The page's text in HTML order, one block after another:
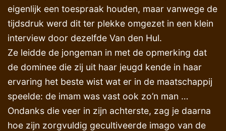
eigenlijk een toespraak houden, maar vanwege de
tijdsdruk werd dit ter plekke omgezet in een klein
interview door dezelfde Van den Hul.
Ze leidde de jongeman in met de opmerking dat
de dominee die zij uit haar jeugd kende in haar
ervaring het beste wist wat er in de maatschappij
speelde: de imam was vast ook zo’n man …
Ondanks die veer in zijn achterste, zag je daarna
hoe zijn zorgvuldig gecultiveerde imago van de